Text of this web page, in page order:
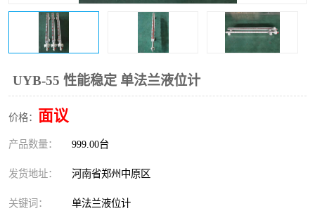
UYB-55 性能稳定 单法兰液位计
价格： 面议
产品数量： 999.00台
发货地址： 河南省郑州中原区
关键词： 单法兰液位计
智能锅炉水位计 电容液位计
流量仪表 加油站液位仪